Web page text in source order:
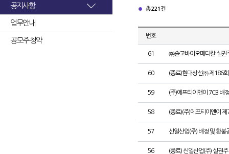
공지사항
업무안내
공모주 청약
총 221건
번호
61 ㈜솔고바이오메디칼 실권
60 (종료)현대상선㈜ 제186
59 (주)에프티이앤이 7CB 배
58 (종료)(주)에프티이앤이
57 신일산업(주) 배정 및 환불
56 (종료) 신일산업(주) 실권